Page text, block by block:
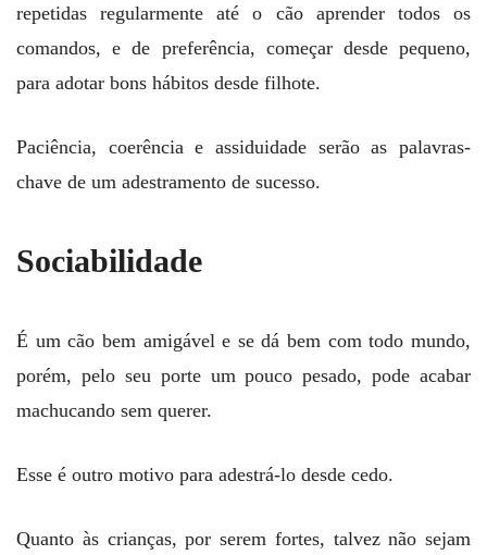
repetidas regularmente até o cão aprender todos os
comandos, e de preferência, começar desde pequeno,
para adotar bons hábitos desde filhote.
Paciência, coerência e assiduidade serão as palavras-
chave de um adestramento de sucesso.
Sociabilidade
É um cão bem amigável e se dá bem com todo mundo,
porém, pelo seu porte um pouco pesado, pode acabar
machucando sem querer.
Esse é outro motivo para adestrá-lo desde cedo.
Quanto às crianças, por serem fortes, talvez não sejam